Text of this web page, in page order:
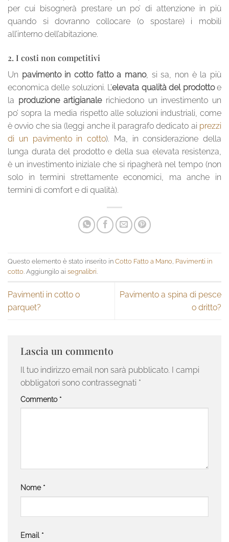
per cui bisognerà prestare un po’ di attenzione in più
quando si dovranno collocare (o spostare) i mobili
all’interno dell’abitazione.
2. I costi non competitivi
Un pavimento in cotto fatto a mano, si sa, non è la più
economica delle soluzioni. L’elevata qualità del prodottoe
la produzione artigianale richiedono un investimento un
po’ sopra la media rispetto alle soluzioni industriali, come
è ovvio che sia (leggi anche il paragrafo dedicato ai prezzi
di un pavimento in cotto). Ma, in considerazione della
lunga durata del prodotto e della sua elevata resistenza,
è un investimento iniziale che si ripagherà nel tempo (non
solo in termini strettamente economici, ma anche in
termini di comfort e di qualità).
Questo elemento è stato inserito in Cotto Fatto a Mano Pavimenti in
cotto . Aggiungilo ai segnalibri
Pavimenti in cotto o
parquet?
Pavimento a spina di pesce
o dritto?
Lascia un commento
Il tuo indirizzo email non sarà pubblicato. I campi
obbligatori sono contrassegnati *
Commento *
Nome *
Email *